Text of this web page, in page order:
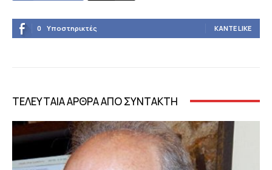
0 Υποστηρικτές ΚΆΝΤΕ LIKE
ΤΕΛΕΥΤΑΙΑ ΑΡΘΡΑ ΑΠΟ ΣΥΝΤΑΚΤΗ